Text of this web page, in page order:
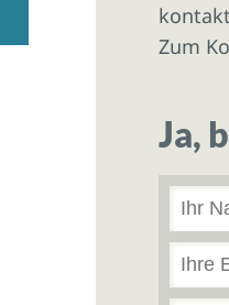
Zum
Ja,